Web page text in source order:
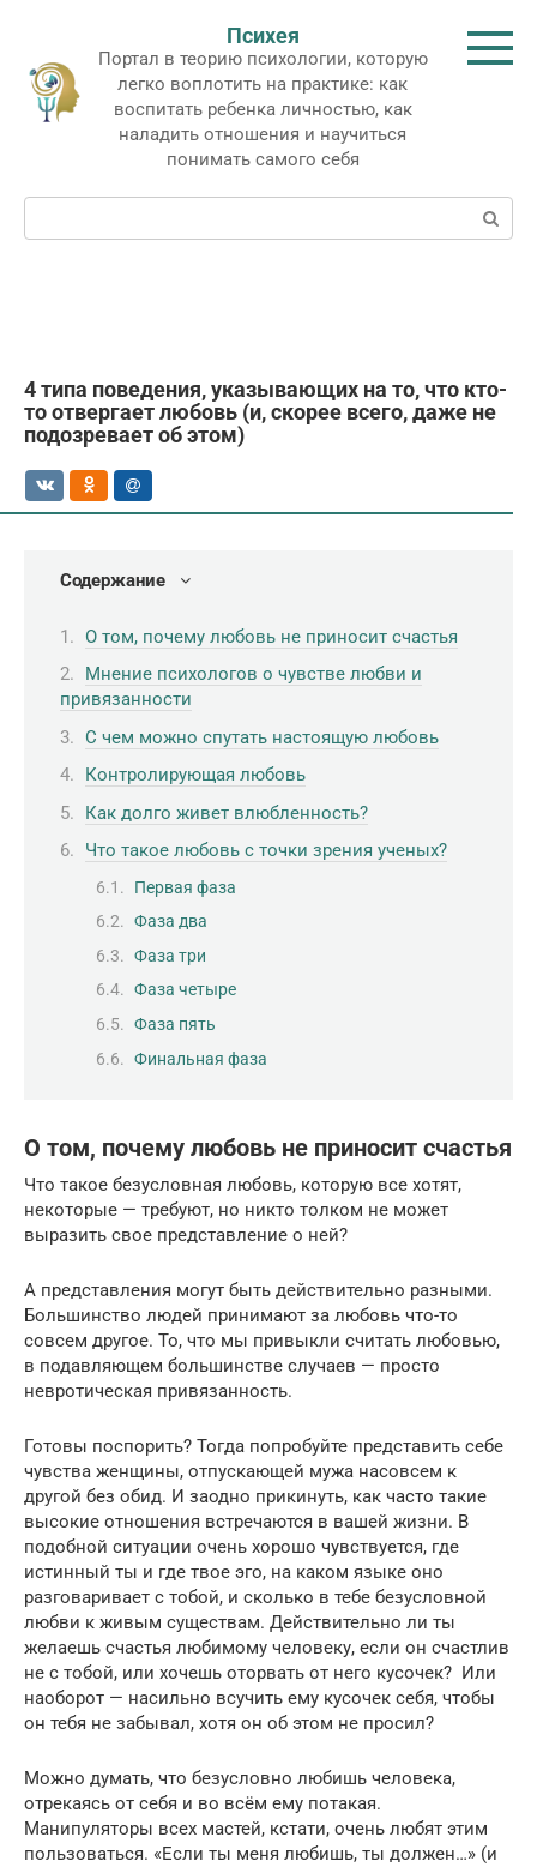
контенту
Психея
Портал в теорию психологии, которую
легко воплотить на практике: как
воспитать ребенка личностью, как
наладить отношения и научиться
понимать самого себя
Поиск:
4 типа поведения, указывающих на то, что кто-
то отвергает любовь (и, скорее всего, даже не
подозревает об этом)
Содержание
О том, почему любовь не приносит счастья
Мнение психологов о чувстве любви и
привязанности
С чем можно спутать настоящую любовь
Контролирующая любовь
Как долго живет влюбленность?
Что такое любовь с точки зрения ученых?
Первая фаза
Фаза два
Фаза три
Фаза четыре
Фаза пять
Финальная фаза
О том, почему любовь не приносит счастья
Что такое безусловная любовь, которую все хотят,
некоторые — требуют, но никто толком не может
выразить свое представление о ней?
А представления могут быть действительно разными.
Большинство людей принимают за любовь что-то
совсем другое. То, что мы привыкли считать любовью,
в подавляющем большинстве случаев — просто
невротическая привязанность.
Готовы поспорить? Тогда попробуйте представить себе
чувства женщины, отпускающей мужа насовсем к
другой без обид. И заодно прикинуть, как часто такие
высокие отношения встречаются в вашей жизни. В
подобной ситуации очень хорошо чувствуется, где
истинный ты и где твое эго, на каком языке оно
разговаривает с тобой, и сколько в тебе безусловной
любви к живым существам. Действительно ли ты
желаешь счастья любимому человеку, если он счастлив
не с тобой, или хочешь оторвать от него кусочек? Или
наоборот — насильно всучить ему кусочек себя, чтобы
он тебя не забывал, хотя он об этом не просил?
Можно думать, что безусловно любишь человека,
отрекаясь от себя и во всём ему потакая.
Манипуляторы всех мастей, кстати, очень любят этим
пользоваться. «Если ты меня любишь, ты должен…» (и